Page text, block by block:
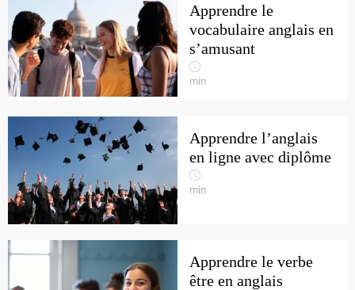
Apprendre le
vocabulaire anglais en
s’amusant
min
Apprendre l’anglais
en ligne avec diplôme
min
Apprendre le verbe
être en anglais